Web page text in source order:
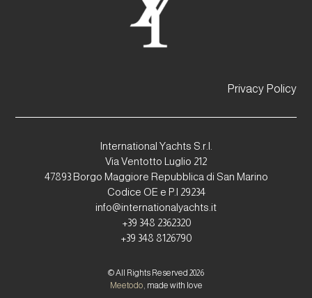
Privacy Policy
International Yachts S.r.l.
Via Ventotto Luglio 212
47893 Borgo Maggiore Repubblica di San Marino
Codice OE e P.I 29234
info@internationalyachts.it
+39 348 2362320
+39 348 8126790
© All Rights Reserved 2026
Meetodo, made with love